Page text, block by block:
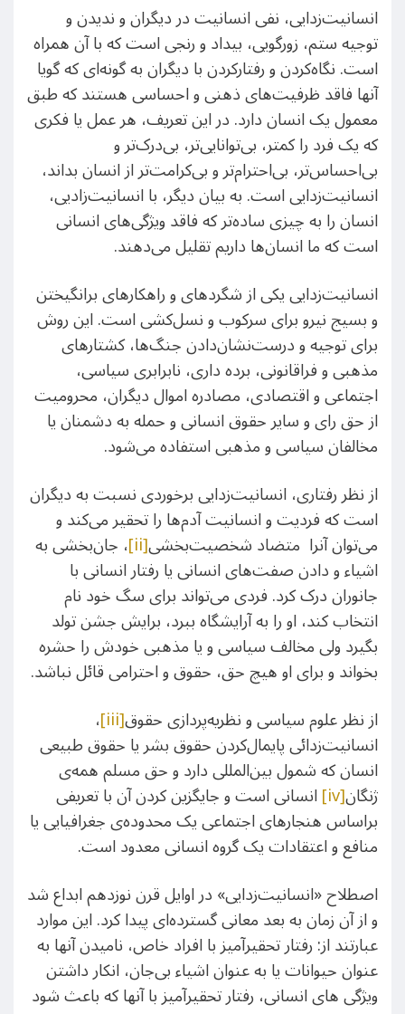
انسانیت‌زدایی، نفی انسانیت در دیگران و ندیدن و
توجیه ستم، زورگویی، بیداد و رنجی است که با آن همراه
است. نگاه‌کردن و رفتارکردن با دیگران به گونه‌ای که گویا
آنها فاقد ظرفیت‌های ذهنی و احساسی هستند که طبق
معمول یک انسان دارد. در این تعریف، هر عمل یا فکری
که یک فرد را کمتر، بی‌توانایی‌تر، بی‌درک‌تر و
بی‌احساس‌تر، بی‌احترام‌تر و بی‌کرامت‌تر از انسان بداند،
انسانیت‌زدایی است. به بیان دیگر، با انسانیت‌زادیی،
انسان را به چیزی ساده‌تر که فاقد ویژگی‌های انسانی
است که ما انسان‌ها داریم تقلیل می‌دهند.
انسانیت‌زدایی یکی از شگردهای و راهکارهای برانگیختن
و بسیج نیرو برای سرکوب و نسل‌کشی است. این روش
برای توجیه و درست‌نشان‌دادن جنگ‌ها، کشتارهای
مذهبی و فراقانونی، برده داری، نابرابری سیاسی،
اجتماعی و اقتصادی، مصادره اموال دیگران، محرومیت
از حق رای و سایر حقوق انسانی و حمله به دشمنان یا
مخالفان سیاسی و مذهبی استفاده می‌شود.
از نظر رفتاری، انسانیت‌زدایی برخوردی نسبت به دیگران
است که فردیت و انسانیت آدم‌ها را تحقیر می‌کند و
می‌توان آنرا متضاد شخصیت‌بخشی[ii] ، جان‌بخشی به
اشیاء و دادن صفت‌های انسانی یا رفتار انسانی با
جانوران درک کرد. فردی می‌تواند برای سگ خود نام
انتخاب کند، او را به آرایشگاه ببرد، برایش جشن تولد
بگیرد ولی مخالف سیاسی و یا مذهبی خودش را حشره
بخواند و برای او هیچ حق، حقوق و احترامی قائل نباشد.
از نظر علوم سیاسی و نظریه‌پردازی حقوق[iii] ،
انسانیت‌زدائی پایمال‌کردن حقوق بشر یا حقوق طبیعی
انسان که شمول بین‌المللی دارد و حق مسلم همه‌ی
ژنگان[iv] انسانی است و جایگزین کردن آن با تعریفی
براساس هنجارهای اجتماعی یک محدوده‌ی جغرافیایی یا
منافع و اعتقادات یک گروه انسانی معدود است.
اصطلاح «انسانیت‌زدایی» در اوایل قرن نوزدهم ابداع شد
و از آن زمان به بعد معانی گسترده‌ای پیدا کرد. این موارد
عبارتند از: رفتار تحقیرآمیز با افراد خاص، نامیدن آنها به
عنوان حیوانات یا به عنوان اشیاء بی‌جان، انکار داشتن
ویژگی های انسانی، رفتار تحقیرآمیز با آنها که باعث شود